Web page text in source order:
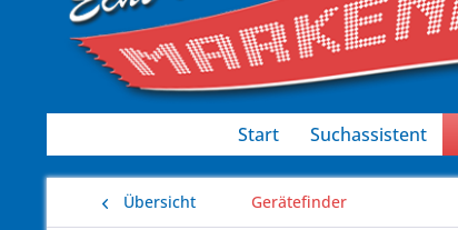
Start Suchassistent
Übersicht Gerätefinder